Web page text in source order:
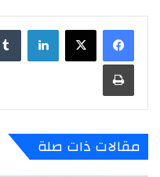
لينكدإن
مقالات ذات صلة